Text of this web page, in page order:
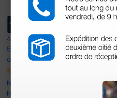
4,4
597
opiniones
Nuestras reseñas de 4 y 5 estrellas.
Haga clic aquí para leerlos todos >